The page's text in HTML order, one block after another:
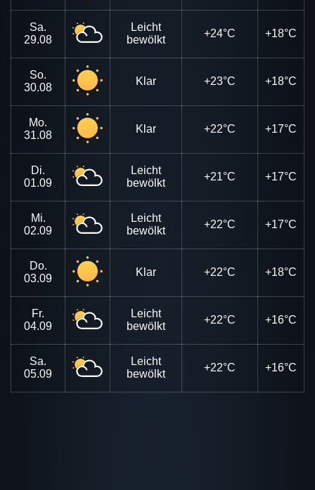
Sa.
29.08
Leicht
bewölkt
+24°C +18°C
So.
30.08
Klar +23°C +18°C
Mo.
31.08
Klar +22°C +17°C
Di.
01.09
Leicht
bewölkt
+21°C +17°C
Mi.
02.09
Leicht
bewölkt
+22°C +17°C
Do.
03.09
Klar +22°C +18°C
Fr.
04.09
Leicht
bewölkt
+22°C +16°C
Sa.
05.09
Leicht
bewölkt
+22°C +16°C